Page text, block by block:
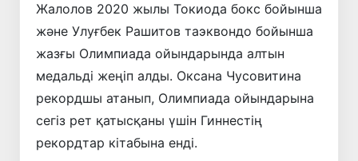
Жалолов 2020 жылы Токиода бокс бойынша
және Улуғбек Рашитов таэквондо бойынша
жазғы Олимпиада ойындарында алтын
медальді жеңіп алды. Оксана Чусовитина
рекордшы атанып, Олимпиада ойындарына
сегіз рет қатысқаны үшін Гиннестің
рекордтар кітабына енді.